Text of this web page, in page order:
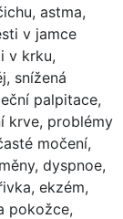
astma,
v jamce
v krku,
snížená
palpitace,
krve, problémy
močení,
dyspnoe,
ekzém,
pokožce,